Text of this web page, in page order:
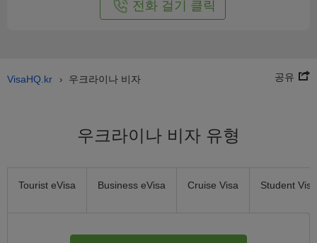
전화 걸기 클릭
VisaHQ.kr › 우크라이나 비자 공유
우크라이나 비자 유형
Tourist eVisa Business eVisa Cruise Visa Student Visa